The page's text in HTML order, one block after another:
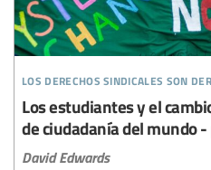
los derechos sindicales son
Los estudiantes y el
de ciudadanía del mundo
David Edwards